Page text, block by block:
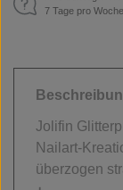
7 Tage pro
Jolifin
Nailart-
überzogen